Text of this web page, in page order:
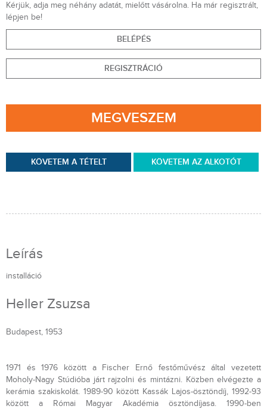
Kérjük, adja meg néhány adatát, mielőtt vásárolna. Ha már regisztrált,
lépjen be!
BELÉPÉS
REGISZTRÁCIÓ
MEGVESZEM
KÖVETEM A TÉTELT KÖVETEM AZ ALKOTÓT
Leírás
installáció
Heller Zsuzsa
Budapest, 1953
1971 és 1976 között a Fischer Ernő festőművész által vezetett
Moholy-Nagy Stúdióba járt rajzolni és mintázni. Közben elvégezte a
kerámia szakiskolát. 1989-90 között Kassák Lajos-ösztöndíj, 1992-93
között a Római Magyar Akadémia ösztöndíjasa. 1990-ben